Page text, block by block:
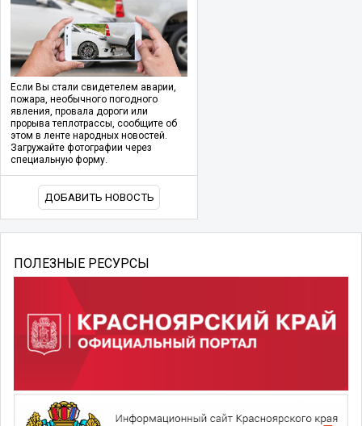
Если Вы стали свидетелем аварии,
пожара, необычного погодного
явления, провала дороги или
прорыва теплотрассы, сообщите об
этом в ленте народных новостей.
Загружайте фотографии через
специальную форму.
ДОБАВИТЬ НОВОСТЬ
ПОЛЕЗНЫЕ РЕСУРСЫ